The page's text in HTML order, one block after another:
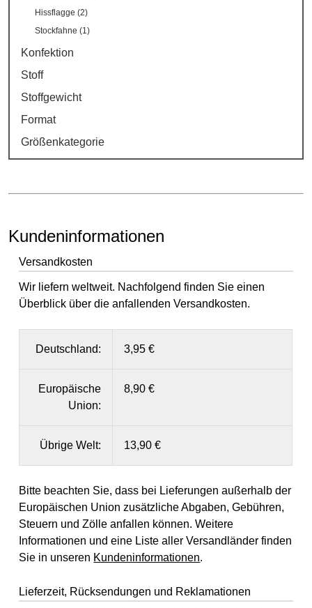
Hissflagge (2)
Stockfahne (1)
Konfektion
Stoff
Stoffgewicht
Format
Größenkategorie
Kundeninformationen
Versandkosten
Wir liefern weltweit. Nachfolgend finden Sie einen
Überblick über die anfallenden Versandkosten.
Deutschland: 3,95 €
Europäische
Union:
8,90 €
Übrige Welt: 13,90 €
Bitte beachten Sie, dass bei Lieferungen außerhalb der
Europäischen Union zusätzliche Abgaben, Gebühren,
Steuern und Zölle anfallen können. Weitere
Informationen und eine Liste aller Versandländer finden
Sie in unseren Kundeninformationen.
Lieferzeit, Rücksendungen und Reklamationen